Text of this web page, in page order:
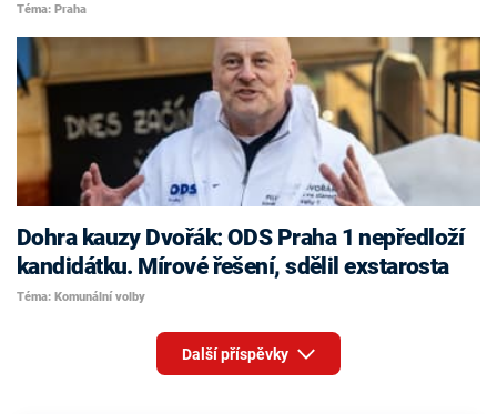
Téma: Praha
Dohra kauzy Dvořák: ODS Praha 1 nepředloží
kandidátku. Mírové řešení, sdělil exstarosta
Téma: Komunální volby
Další příspěvky